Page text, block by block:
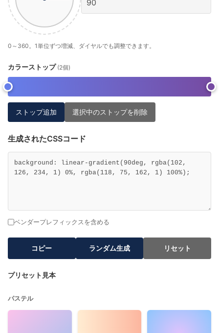
0～360。1単位ずつ増減、ダイヤルでも調整できます。
カラーストップ (2個)
ストップ追加 選択中のストップを削除
生成されたCSSコード
ベンダープレフィックスを含める
コピー ランダム生成 リセット
プリセット見本
パステル